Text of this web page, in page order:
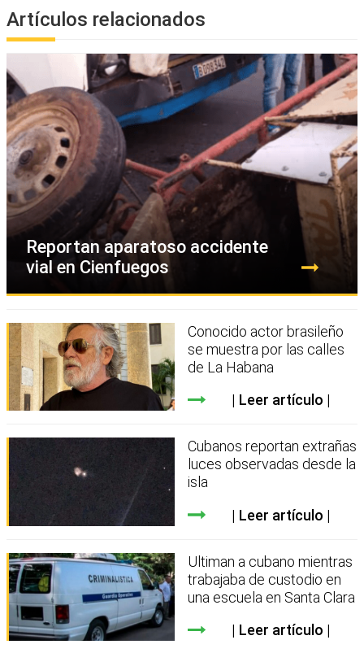
Artículos relacionados
Reportan aparatoso accidente
vial en Cienfuegos
Conocido actor brasileño
se muestra por las calles
de La Habana
Leer artículo
Cubanos reportan extrañas
luces observadas desde la
isla
Leer artículo
Ultiman a cubano mientras
trabajaba de custodio en
una escuela en Santa Clara
Leer artículo